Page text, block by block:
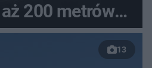
200 metrów
drogi
13